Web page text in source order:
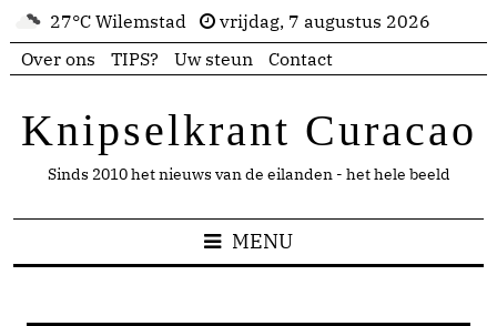
27°C Wilemstad
vrijdag, 7 augustus 2026
Over ons
TIPS? Uw steun Contact
Knipselkrant Curacao
Sinds 2010 het nieuws van de eilanden - het hele beeld
MENU